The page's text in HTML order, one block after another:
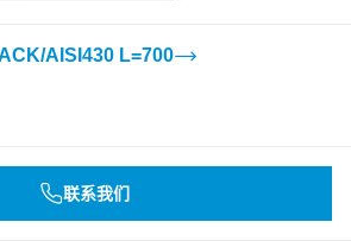
AISI430 L=700
联系我们